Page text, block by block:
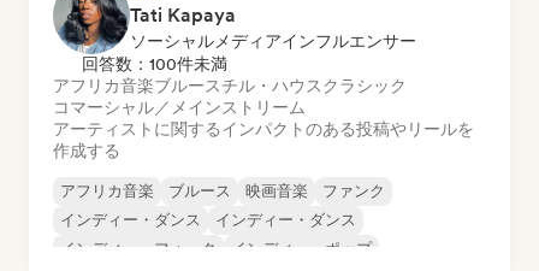
Tati Kapaya
ソーシャルメディアインフルエンサー
回答数：100件未満
アフリカ音楽ブルースチル・ハウスクラシック
コマーシャル／メインストリーム
アーティストに関するインパクトのある投稿やリールを
作成する
アフリカ音楽 ブルース 映画音楽
ファンク
インディー・ダンス
インディー・ダンス
インディー・フォーク
インディー・ポップ